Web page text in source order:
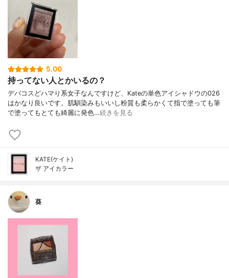
5.00
持ってない人とかいるの？
デパコスどハマり系女子なんですけど、Kateの単色アイシャドウの026
はかなり良いです。肌馴染みもいいし粉質も柔らかくて指で塗っても筆
で塗ってもとても綺麗に発色…続きを見る
KATE(ケイト)
ザ アイカラー
葵